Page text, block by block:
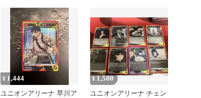
¥ 1,444
ユニオンアリーナ 早川ア
¥ 1,500
ユニオンアリーナ チェン